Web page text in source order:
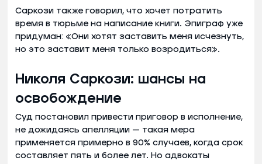
Саркози также говорил, что хочет потратить
время в тюрьме на написание книги. Эпиграф уже
придуман: «Они хотят заставить меня исчезнуть,
но это заставит меня только возродиться».
Николя Саркози: шансы на
освобождение
Суд постановил привести приговор в исполнение,
не дожидаясь апелляции — такая мера
применяется примерно в 90% случаев, когда срок
составляет пять и более лет. Но адвокаты